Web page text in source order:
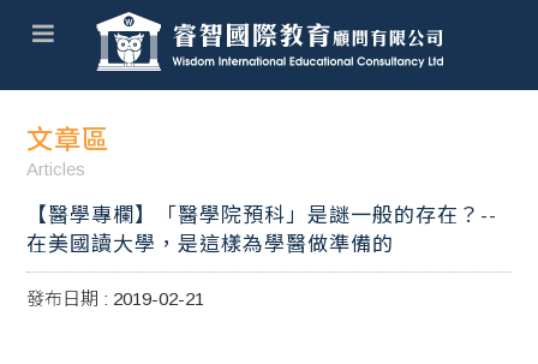
文章區
Articles
【醫學專欄】「醫學院預科」是謎一般的存在？--
在美國讀大學，是這樣為學醫做準備的
發布日期 : 2019-02-21